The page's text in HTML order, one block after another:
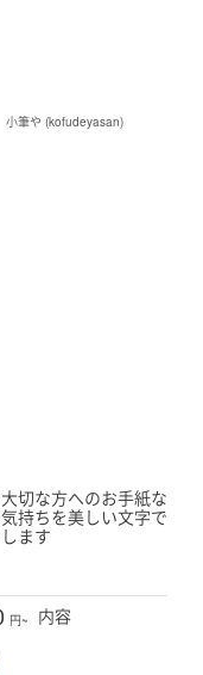
小筆や (kofudeyasan)
切な方へのお手紙な
持ちを美しい文字で
ます
円~ 内容